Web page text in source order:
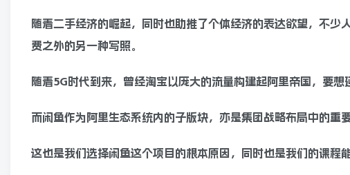
随着二手经济的崛起，同时也助推了个体经济的表达欲望，不
费之外的另一种写照。
随着5G时代到来，曾经淘宝以庞大的流量构建起阿里帝国，要想
而闲鱼作为阿里生态系统内的子版块，亦是集团战略布局中的重要
这也是我们选择闲鱼这个项目的根本原因，同时也是我们的课程